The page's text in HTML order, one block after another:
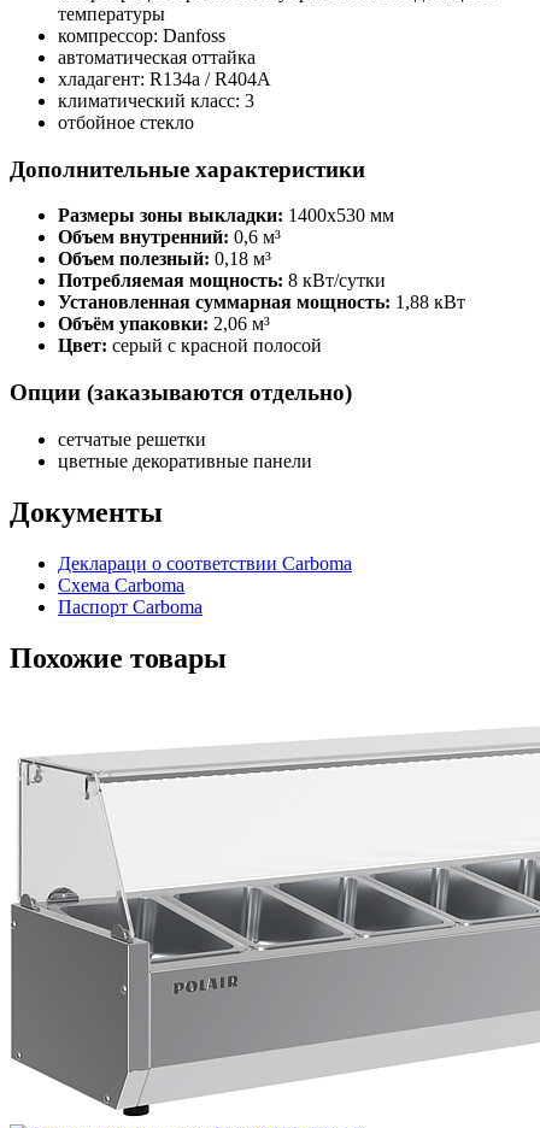
температуры
компрессор: Danfoss
автоматическая оттайка
хладагент: R134a / R404A
климатический класс: 3
отбойное стекло
Дополнительные характеристики
Размеры зоны выкладки: 1400x530 мм
Объем внутренний: 0,6 м³
Объем полезный: 0,18 м³
Потребляемая мощность: 8 кВт/сутки
Установленная суммарная мощность: 1,88 кВт
Объём упаковки: 2,06 м³
Цвет: серый с красной полосой
Опции (заказываются отдельно)
сетчатые решетки
цветные декоративные панели
Документы
Деклараци о соответствии Carboma
Схема Carboma
Паспорт Carboma
Похожие товары